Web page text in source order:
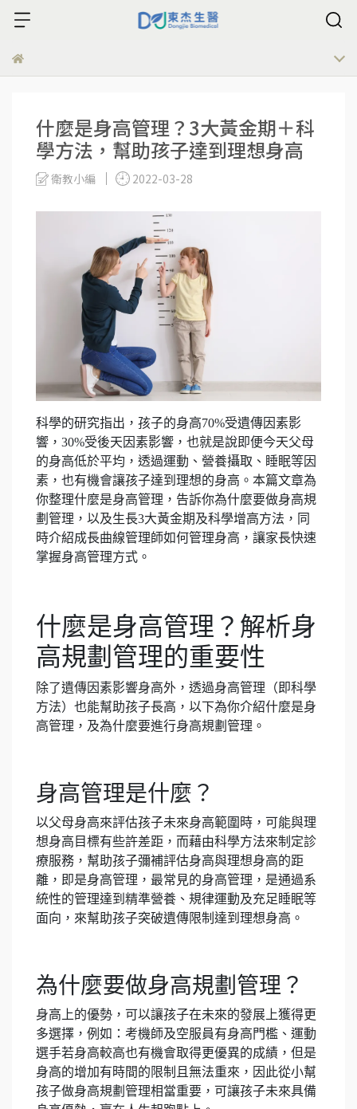
什麼是身高管理？3大黃金期＋科
學方法，幫助孩子達到理想身高
衛教小編 2022-03-28
科學的研究指出，孩子的身高70%受遺傳因素影
響，30%受後天因素影響，也就是說即便今天父母
的身高低於平均，透過運動、營養攝取、睡眠等因
素，也有機會讓孩子達到理想的身高。本篇文章為
你整理什麼是身高管理，告訴你為什麼要做身高規
劃管理，以及生長3大黃金期及科學增高方法，同
時介紹成長曲線管理師如何管理身高，讓家長快速
掌握身高管理方式。
什麼是身高管理？解析身
高規劃管理的重要性
除了遺傳因素影響身高外，透過身高管理（即科學
方法）也能幫助孩子長高，以下為你介紹什麼是身
高管理，及為什麼要進行身高規劃管理。
身高管理是什麼？
以父母身高來評估孩子未來身高範圍時，可能與理
想身高目標有些許差距，而藉由科學方法來制定診
療服務，幫助孩子彌補評估身高與理想身高的距
離，即是身高管理，最常見的身高管理，是通過系
統性的管理達到精準營養、規律運動及充足睡眠等
面向，來幫助孩子突破遺傳限制達到理想身高。
為什麼要做身高規劃管理？
身高上的優勢，可以讓孩子在未來的發展上獲得更
多選擇，例如：考機師及空服員有身高門檻、運動
選手若身高較高也有機會取得更優異的成績，但是
身高的增加有時間的限制且無法重來，因此從小幫
孩子做身高規劃管理相當重要，可讓孩子未來具備